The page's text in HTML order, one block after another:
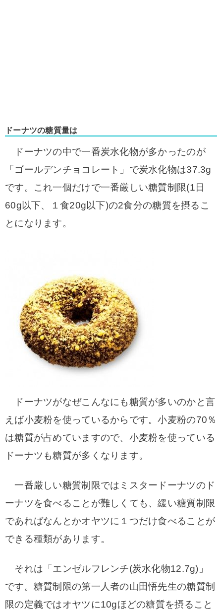
ドーナツの糖質量は
ドーナツの中で一番炭水化物が多かったのが
「ゴールデンチョコレート」で炭水化物は37.3g
です。これ一個だけで一番厳しい糖質制限(1日
60g以下、１食20g以下)の2食分の糖質を摂るこ
とになります。
ドーナツがなぜこんなにも糖質が多いのかと言
えば小麦粉を使っているからです。小麦粉の70％
は糖質が占めていますので、小麦粉を使っている
ドーナツも糖質が多くなります。
一番厳しい糖質制限ではミスタードーナツのド
ーナツを食べることが難しくても、緩い糖質制限
であればなんとかオヤツに１つだけ食べることが
できる種類があります。
それは「エンゼルフレンチ(炭水化物12.7g)」
です。 糖質制限の第一人者の山田悟先生の糖質制
限の定義ではオヤツに10gほどの糖質を摂ること